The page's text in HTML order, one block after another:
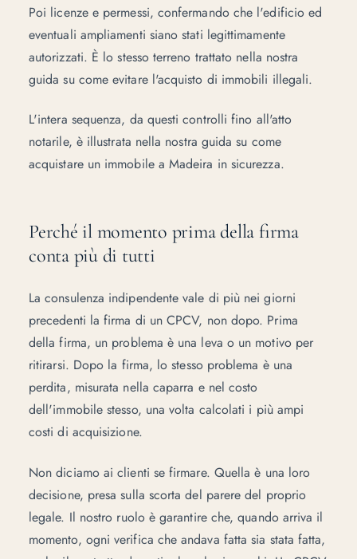
Poi licenze e permessi, confermando che l'edificio ed
eventuali ampliamenti siano stati legittimamente
autorizzati. È lo stesso terreno trattato nella nostra
guida su come evitare l'acquisto di immobili illegali.
L'intera sequenza, da questi controlli fino all'atto
notarile, è illustrata nella nostra guida su come
acquistare un immobile a Madeira in sicurezza.
Perché il momento prima della firma
conta più di tutti
La consulenza indipendente vale di più nei giorni
precedenti la firma di un CPCV, non dopo. Prima
della firma, un problema è una leva o un motivo per
ritirarsi. Dopo la firma, lo stesso problema è una
perdita, misurata nella caparra e nel costo
dell'immobile stesso, una volta calcolati i più ampi
costi di acquisizione.
Non diciamo ai clienti se firmare. Quella è una loro
decisione, presa sulla scorta del parere del proprio
legale. Il nostro ruolo è garantire che, quando arriva il
momento, ogni verifica che andava fatta sia stata fatta,